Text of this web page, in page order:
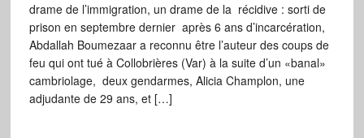
drame de l’immigration, un drame de la récidive : sorti de
prison en septembre dernier après 6 ans d’incarcération,
Abdallah Boumezaar a reconnu être l’auteur des coups de
feu qui ont tué à Collobrières (Var) à la suite d’un «banal»
cambriolage, deux gendarmes, Alicia Champlon, une
adjudante de 29 ans, et […]